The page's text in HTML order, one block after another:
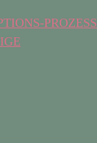
PROZESS